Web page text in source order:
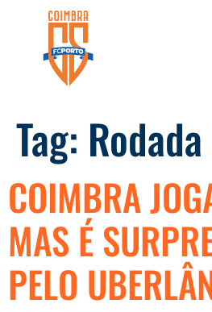
Tag:
COIMBRA
MAS É
PELO